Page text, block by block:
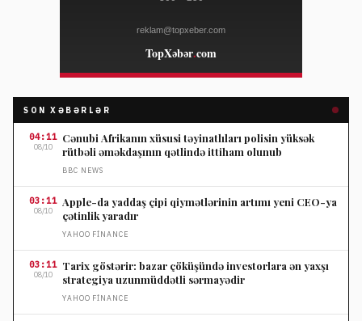
SON XƏBƏRLƏR
04:11
08/10
Cənubi Afrikanın xüsusi təyinatlıları polisin yüksək
rütbəli əməkdaşının qətlində ittiham olunub
BBC NEWS
03:11
08/10
Apple-da yaddaş çipi qiymətlərinin artımı yeni CEO-ya
çətinlik yaradır
YAHOO FINANCE
03:11
08/10
Tarix göstərir: bazar çöküşündə investorlara ən yaxşı
strategiya uzunmüddətli sərmayədir
YAHOO FINANCE